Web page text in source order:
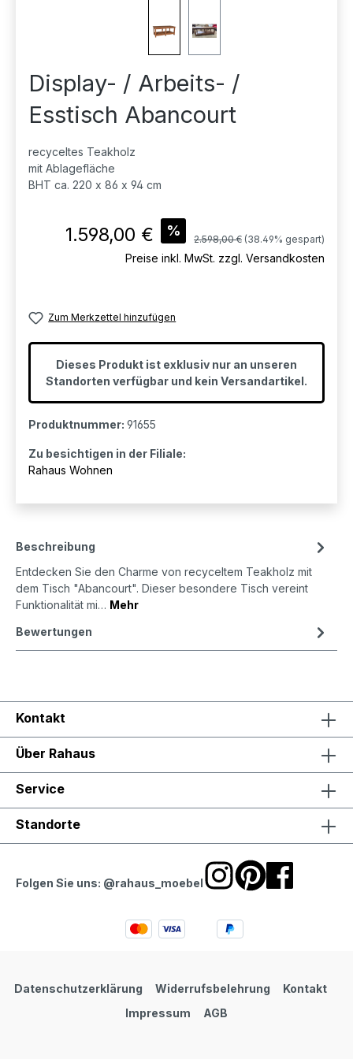
Display- / Arbeits- /
Esstisch Abancourt
recyceltes Teakholz
mit Ablagefläche
BHT ca. 220 x 86 x 94 cm
Verkaufspreis:
1.598,00 € % Regulärer Preis:
2.598,00 € (38.49% gespart)
Preise inkl. MwSt. zzgl. Versandkosten
Zum Merkzettel hinzufügen
Dieses Produkt ist exklusiv nur an unseren
Standorten verfügbar und kein Versandartikel.
Produktnummer: 91655
Zu besichtigen in der Filiale:
Rahaus Wohnen
Beschreibung
Entdecken Sie den Charme von recyceltem Teakholz mit
dem Tisch "Abancourt". Dieser besondere Tisch vereint
Funktionalität mi… Mehr
Bewertungen
Kontakt
Über Rahaus
Service
Standorte
Folgen Sie uns: @rahaus_moebel
Datenschutzerklärung Widerrufsbelehrung
Kontakt
Impressum
AGB